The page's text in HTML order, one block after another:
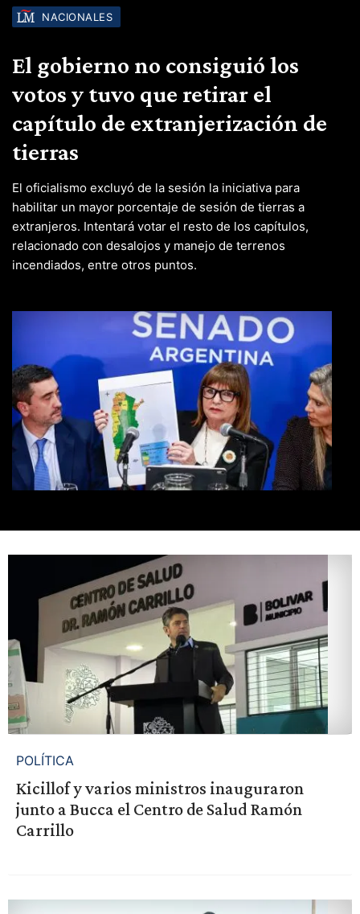
NACIONALES
El gobierno no consiguió los
votos y tuvo que retirar el
capítulo de extranjerización de
tierras
El oficialismo excluyó de la sesión la iniciativa para
habilitar un mayor porcentaje de sesión de tierras a
extranjeros. Intentará votar el resto de los capítulos,
relacionado con desalojos y manejo de terrenos
incendiados, entre otros puntos.
POLÍTICA
Kicillof y varios ministros inauguraron
junto a Bucca el Centro de Salud Ramón
Carrillo